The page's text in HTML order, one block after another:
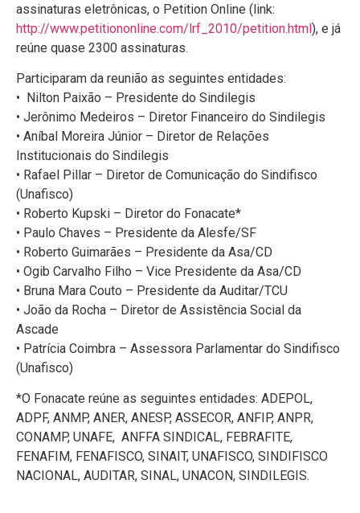
assinaturas eletrônicas, o Petition Online (link:
http://www.petitiononline.com/lrf_2010/petition.html), e já
reúne quase 2300 assinaturas.
Participaram da reunião as seguintes entidades:
• Nilton Paixão – Presidente do Sindilegis
• Jerônimo Medeiros – Diretor Financeiro do Sindilegis
• Aníbal Moreira Júnior – Diretor de Relações
Institucionais do Sindilegis
• Rafael Pillar – Diretor de Comunicação do Sindifisco
(Unafisco)
• Roberto Kupski – Diretor do Fonacate*
• Paulo Chaves – Presidente da Alesfe/SF
• Roberto Guimarães – Presidente da Asa/CD
• Ogib Carvalho Filho – Vice Presidente da Asa/CD
• Bruna Mara Couto – Presidente da Auditar/TCU
• João da Rocha – Diretor de Assistência Social da
Ascade
• Patrícia Coimbra – Assessora Parlamentar do Sindifisco
(Unafisco)
*O Fonacate reúne as seguintes entidades: ADEPOL,
ADPF, ANMP, ANER, ANESP, ASSECOR, ANFIP, ANPR,
CONAMP, UNAFE, ANFFA SINDICAL, FEBRAFITE,
FENAFIM, FENAFISCO, SINAIT, UNAFISCO, SINDIFISCO
NACIONAL, AUDITAR, SINAL, UNACON, SINDILEGIS.